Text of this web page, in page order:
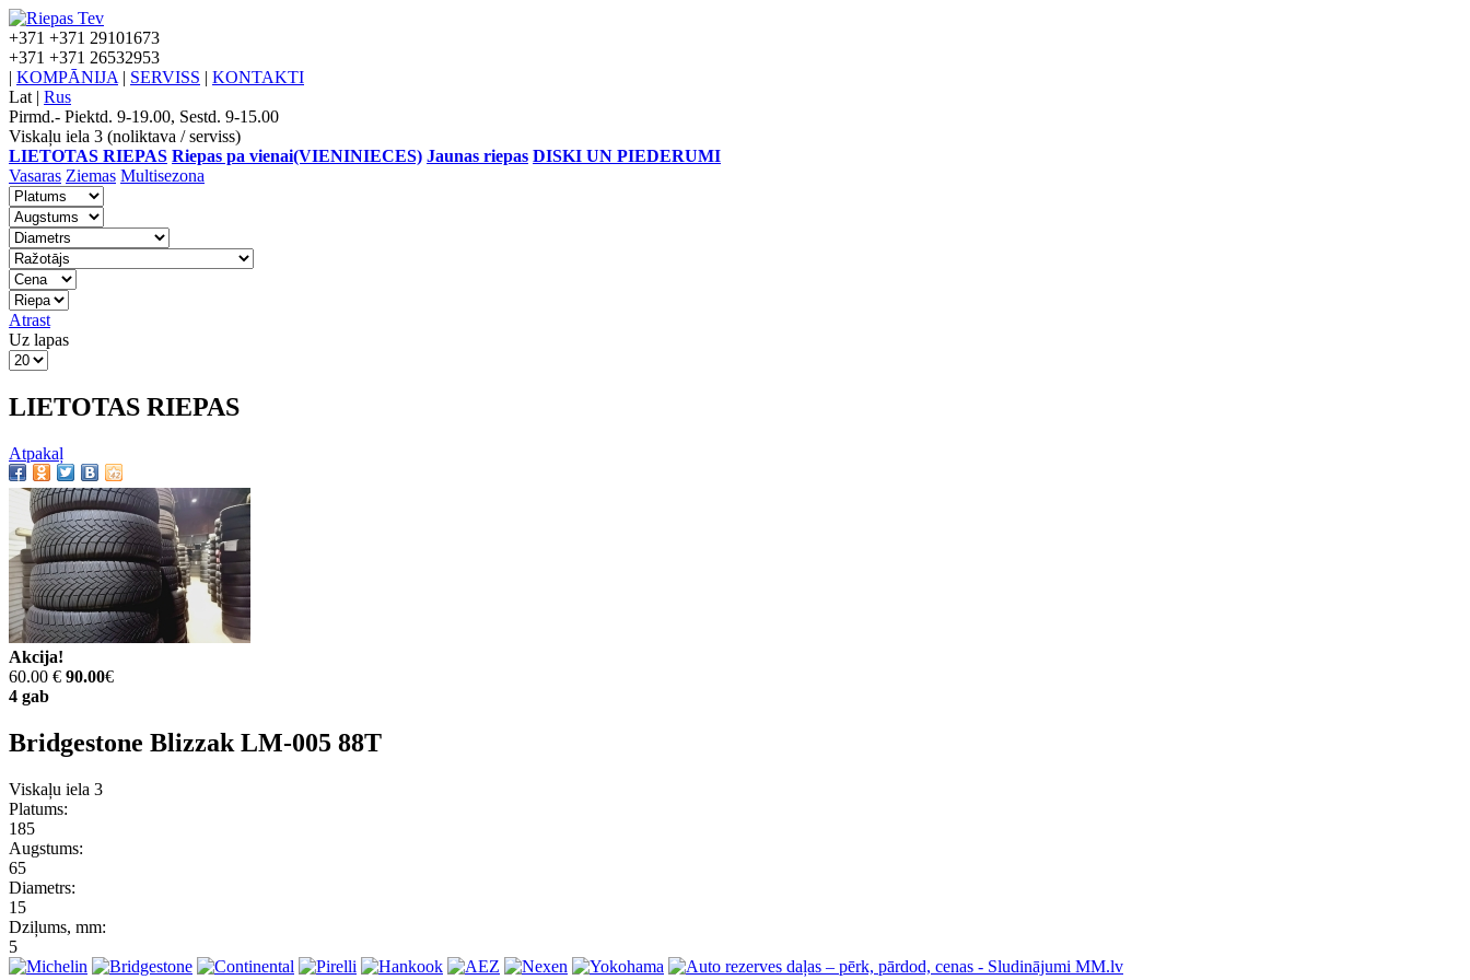
+371 +371 29101673
+371 +371 26532953
| KOMPĀNIJA | SERVISS | KONTAKTI
Lat | Rus
Pirmd.- Piektd. 9-19.00, Sestd. 9-15.00
Viskaļu iela 3 (noliktava / serviss)
LIETOTAS RIEPAS Riepas pa vienai(VIENINIECES) Jaunas riepas DISKI UN PIEDERUMI
Vasaras Ziemas Multisezona
Atrast
Uz lapas
LIETOTAS RIEPAS
Atpakaļ
Akcija!
60.00 € 90.00€
4 gab
Bridgestone Blizzak LM-005 88T
Viskaļu iela 3
Platums:
185
Augstums:
65
Diametrs:
15
Dziļums, mm:
5